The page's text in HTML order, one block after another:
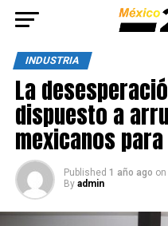
INDUSTRIA
La
dispuesto a
mexicanos
Published 1 año ago on
By admin